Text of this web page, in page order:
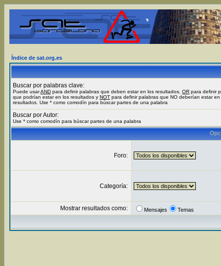
Índice de sat.org.es
Buscar por palabras clave:
Puede usarAND para definir palabras que deben estar en los resultados, OR para definir
que podrían estar en los resultados y NOT para definir palabras que NO deberían estar en
resultados. Use * como comodín para búscar partes de una palabra
Buscar por Autor:
Use * como comodín para búscar partes de una palabra
Foro:
Categoría:
Mostrar resultados como: Mensajes Temas